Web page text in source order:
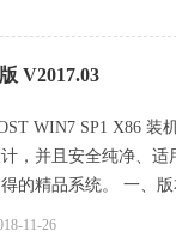
V2017.03
WIN7 SP1 X86 装
，并且安全纯净、
的精品系统。 一、
11-26